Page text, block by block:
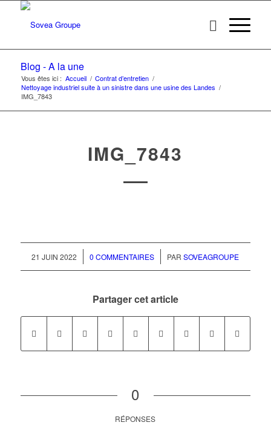
Blog - A la une
Vous êtes ici : Accueil / Contrat d’entretien /
Nettoyage industriel suite à un sinistre dans une usine des Landes /
IMG_7843
IMG_7843
21 JUIN 2022
/ 0 COMMENTAIRES
/ PARSOVEAGROUPE
Partager cet article
0
RÉPONSES